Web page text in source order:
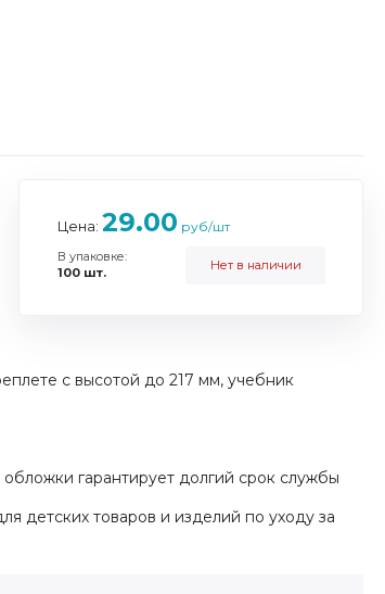
Цена: 29.00 руб/шт
В упаковке:
100 шт.
Нет в наличии
с высотой до 217 мм, учебник
гарантирует долгий срок службы
детских товаров и изделий по уходу за